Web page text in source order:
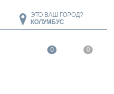
ЭТО ВАШ ГОРОД?
КОЛУМБУС
0 0